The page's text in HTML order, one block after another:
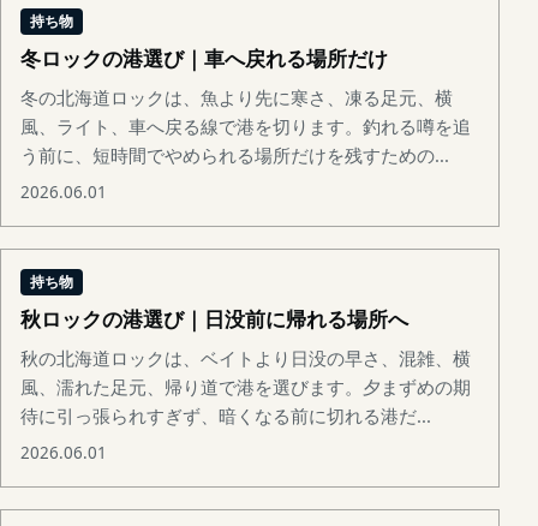
持ち物
冬ロックの港選び｜車へ戻れる場所だけ
冬の北海道ロックは、魚より先に寒さ、凍る足元、横
風、ライト、車へ戻る線で港を切ります。釣れる噂を追
う前に、短時間でやめられる場所だけを残すための...
2026.06.01
持ち物
秋ロックの港選び｜日没前に帰れる場所へ
秋の北海道ロックは、ベイトより日没の早さ、混雑、横
風、濡れた足元、帰り道で港を選びます。夕まずめの期
待に引っ張られすぎず、暗くなる前に切れる港だ...
2026.06.01